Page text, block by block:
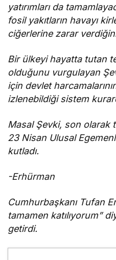
yatırımları da
fosil yakıtların havayı
ciğerlerine zarar
Bir ülkeyi hayatta tutan
olduğunu vurgulayan
için devlet
izlenebildiği sistem
Masal Şevki, son olarak
23 Nisan Ulusal
kutladı.
-Erhürman
Cumhurbaşkanı Tufan
tamamen katılıyorum”
getirdi.